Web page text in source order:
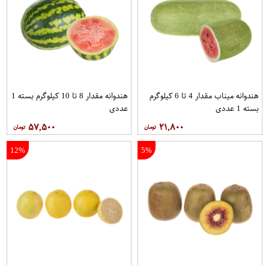
هندوانه میناب مقدار 4 تا 6 کیلوگرم
بسته 1 عددی
۲۱,۸۰۰
هندوانه مقدار 8 تا 10 کیلوگرم بسته 1
عددی
۵۷,۵۰۰
5%
12%